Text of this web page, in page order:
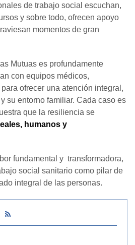
de trabajo social escuchan,
y sobre todo, ofrecen apoyo
momentos de gran
Mutuas es profundamente
con equipos médicos,
ofrecer una atención integral,
su entorno familiar. Cada caso es
que la resiliencia se
humanos y
fundamental y transformadora,
social sanitario como pilar de
integral de las personas.